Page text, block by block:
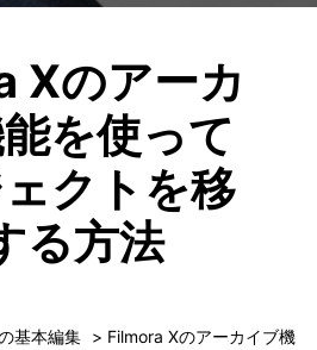
Xのアーカ
を使って
クトを移
る方法
基本編集 > Filmora Xのアーカイブ機